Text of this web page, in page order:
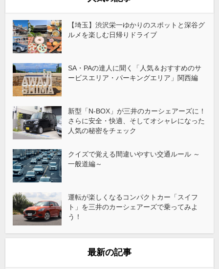
【埼玉】渋沢栄一ゆかりのスポットと深谷グ
ルメを楽しむ日帰りドライブ
SA・PAの達人に聞く「人気＆おすすめのサ
ービスエリア・パーキングエリア」関西編
新型「N-BOX」が三井のカーシェアーズに！
さらに安全・快適、そしてオシャレになった
人気の秘密をチェック
クイズで覚える間違いやすい交通ルール ～
一般道編～
運転が楽しくなるコンパクトカー「スイフ
ト」を三井のカーシェアーズで乗ってみよ
う！
最新の記事